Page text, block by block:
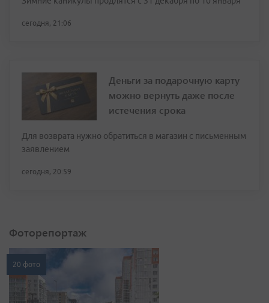
сегодня, 21:06
Деньги за подарочную карту
можно вернуть даже после
истечения срока
Для возврата нужно обратиться в магазин с письменным
заявлением
сегодня, 20:59
Фоторепортаж
20 фото